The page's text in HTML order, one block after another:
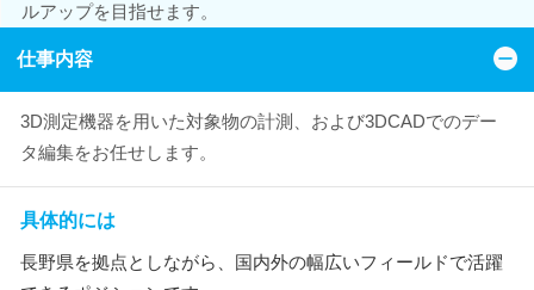
ルアップを目指せます。
仕事内容
3D測定機器を用いた対象物の計測、および3DCADでのデー
タ編集をお任せします。
具体的には
長野県を拠点としながら、国内外の幅広いフィールドで活躍